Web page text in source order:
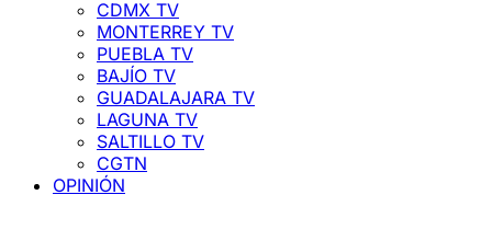
CDMX TV
MONTERREY TV
PUEBLA TV
BAJÍO TV
GUADALAJARA TV
LAGUNA TV
SALTILLO TV
CGTN
OPINIÓN